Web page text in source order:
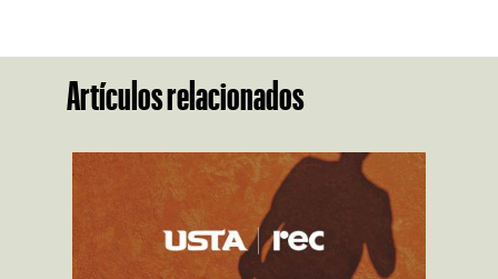
Artículos relacionados